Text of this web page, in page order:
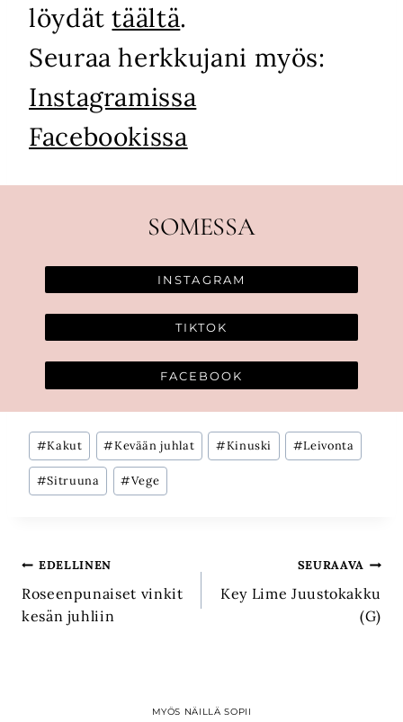
löydättäältä.
Seuraa herkkujani myös:
Instagramissa
Facebookissa
SOMESSA
INSTAGRAM
TIKTOK
FACEBOOK
Avainsanat:
#Kakut #Kevään juhlat #Kinuski #Leivonta
#Sitruuna #Vege
Artikkelien
selaus
EDELLINEN
Roseenpunaiset vinkit
kesän juhliin
SEURAAVA
Key Lime Juustokakku
(G)
MYÖS NÄILLÄ SOPII